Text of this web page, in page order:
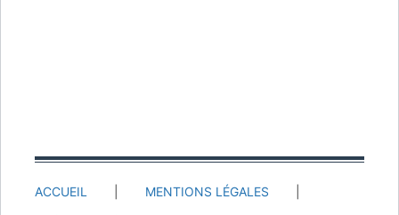
ACCUEIL MENTIONS LÉGALES